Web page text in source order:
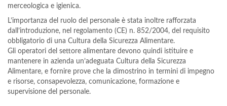
merceologica e igienica.
L’importanza del ruolo del personale è stata inoltre rafforzata
dall’introduzione, nel regolamento (CE) n. 852/2004, del requisito
obbligatorio di una Cultura della Sicurezza Alimentare.
Gli operatori del settore alimentare devono quindi istituire e
mantenere in azienda un’adeguata Cultura della Sicurezza
Alimentare, e fornire prove che la dimostrino in termini di impegno
e risorse, consapevolezza, comunicazione, formazione e
supervisione del personale.